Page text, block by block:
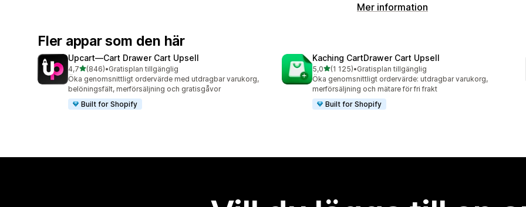
Mer information
Fler appar som den här
Upcart—Cart Drawer Cart Upsell
4,7av 5 stjärnor
(846)
846 recensioner totalt
•Gratisplan tillgänglig
Öka genomsnittligt ordervärde med utdragbar varukorg,
belöningsfält, merförsäljning och gratisgåvor
Built for Shopify
Kaching CartDrawer Cart Upsell
5,0av 5 stjärnor
(1 125)
1125 recensioner totalt
•Gratisplan tillgänglig
Öka genomsnittligt ordervärde: utdragbar varukorg,
merförsäljning och mätare för fri frakt
Built for Shopify